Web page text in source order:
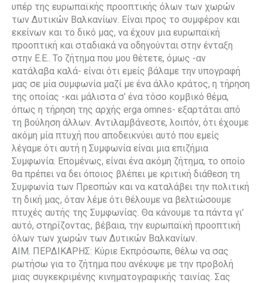
υπέρ της ευρωπαϊκής προοπτικής όλων των χωρών
των Δυτικών Βαλκανίων. Είναι προς το συμφέρον και
εκείνων και το δικό μας, να έχουν μια ευρωπαϊκή
προοπτική και σταδιακά να οδηγούνται στην ένταξη
στην Ε.Ε.. Το ζήτημα που μου θέτετε, όμως -αν
κατάλαβα καλά- είναι ότι εμείς βάλαμε την υπογραφή
μας σε μία συμφωνία μαζί με ένα άλλο κράτος, η τήρηση
της οποίας -και μάλιστα σ’ ένα τόσο κομβικό θέμα,
όπως η τήρηση της αρχής erga omnes- εξαρτάται από
τη βούληση άλλων. Αντιλαμβάνεστε, λοιπόν, ότι έχουμε
ακόμη μία πτυχή που αποδεικνύει αυτό που εμείς
λέγαμε ότι αυτή η Συμφωνία είναι μια επιζήμια
Συμφωνία. Επομένως, είναι ένα ακόμη ζήτημα, το οποίο
θα πρέπει να δει όποιος βλέπει με κριτική διάθεση τη
Συμφωνία των Πρεσπών και να καταλάβει την πολιτική
τη δική μας, όταν λέμε ότι θέλουμε να βελτιώσουμε
πτυχές αυτής της Συμφωνίας. Θα κάνουμε τα πάντα γι’
αυτό, στηρίζοντας, βέβαια, την ευρωπαϊκή προοπτική
όλων των χωρών των Δυτικών Βαλκανίων.
ΑΙΜ. ΠΕΡΔΙΚΑΡΗΣ: Κύριε Εκπρόσωπε, θέλω να σας
ρωτήσω για το ζήτημα που ανέκυψε με την προβολή
μιας συγκεκριμένης κινηματογραφικής ταινίας. Σας